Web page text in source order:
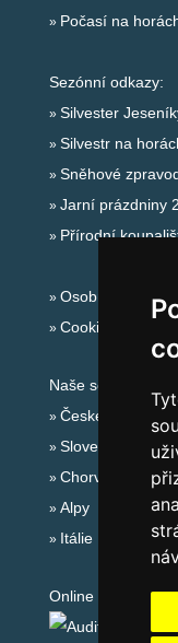
Počasí na
Sezónní odkazy:
Silvester
Silvestr na
Sněhové
Jarní prázdniny
Přírodní
Osobní údaje
Cookies
Naše servery:
České hory
Slovenské hory
Chorvatsko
Alpy
Itálie
Online audit: